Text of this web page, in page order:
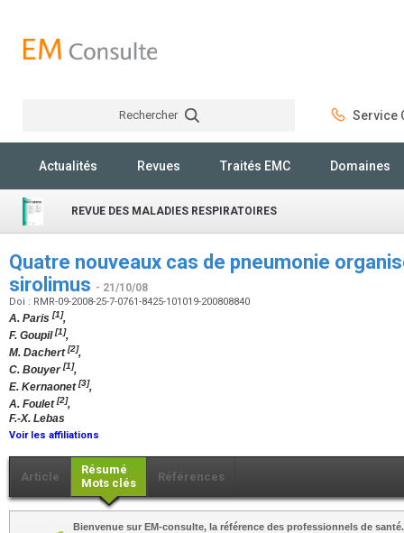
Rechercher Service
Actualités Revues Traités EMC Domaines
REVUE DES MALADIES RESPIRATOIRES
Quatre nouveaux cas de pneumonie
sirolimus - 21/10/08
Doi : RMR-09-2008-25-7-0761-8425-101019-200808840
A. Paris [1],
F. Goupil[1],
M. Dachert[2],
C. Bouyer[1],
E. Kernaonet[3],
A. Foulet[2],
F.-X. Lebas
Voir les affiliations
Article
Résumé
Mots clés
Références
Bienvenue sur EM-consulte, la référence des professionnels de santé.